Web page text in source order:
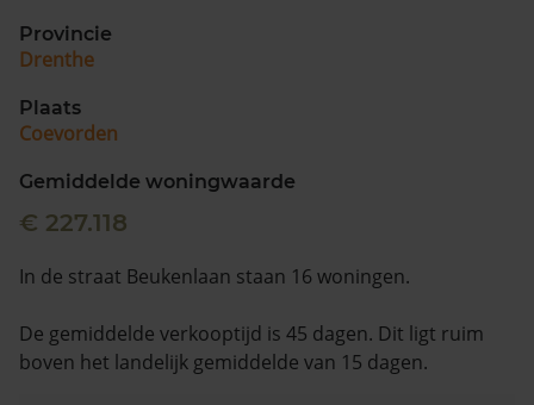
Provincie
Drenthe
Plaats
Coevorden
Gemiddelde woningwaarde
€ 227.118
In de straat Beukenlaan staan 16 woningen.
De gemiddelde verkooptijd is 45 dagen. Dit ligt ruim
boven het landelijk gemiddelde van 15 dagen.